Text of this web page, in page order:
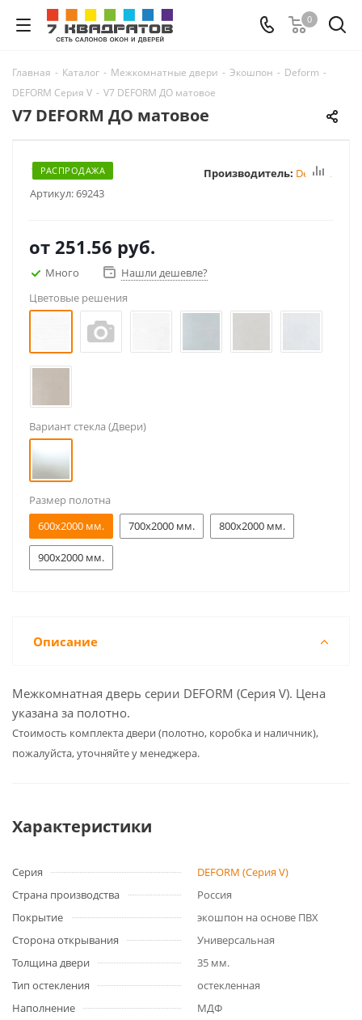
0
Главная - Каталог - Межкомнатные двери - Экошпон - Deform -
DEFORM Серия V - V7 DEFORM ДО матовое
V7 DEFORM ДО матовое
РАСПРОДАЖА
Артикул:69243
Производитель: Deform
от 251.56 руб.
Много
Нашли дешевле?
Цветовые решения
Вариант стекла (Двери)
Размер полотна
600x2000 мм.
700x2000 мм. 800x2000 мм.
900x2000 мм.
Описание
Межкомнатная дверь серии DEFORM (Серия V). Цена
указана за полотно.
Cтоимость комплекта двери (полотно, коробка и наличник),
пожалуйста, уточняйте у менеджера.
Характеристики
Серия
DEFORM (Серия V)
Страна производства
Россия
Покрытие
экошпон на основе ПВХ
Сторона открывания
Универсальная
Толщина двери
35 мм.
Тип остекления
остекленная
Наполнение
МДФ